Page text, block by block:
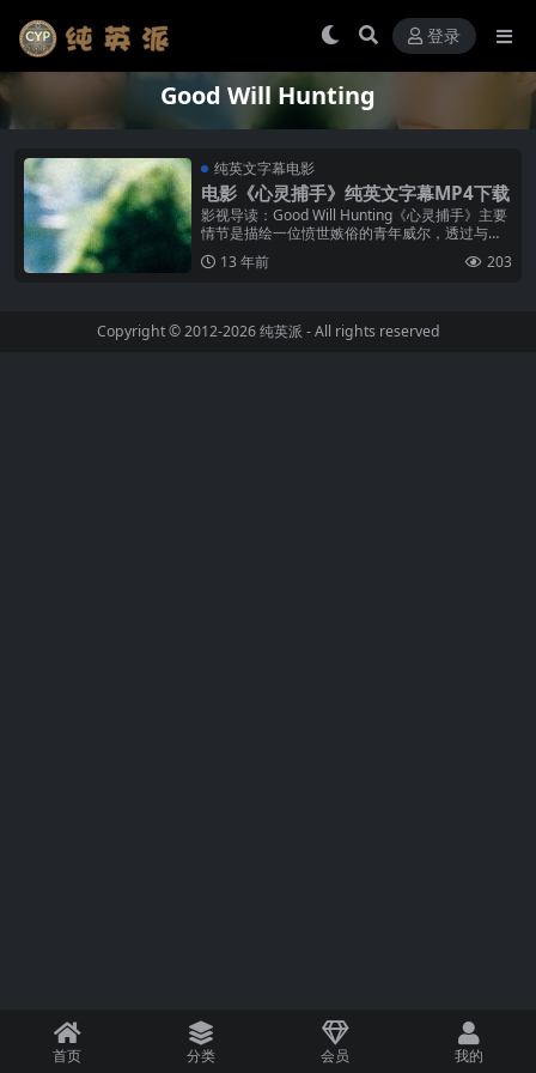
登录
Good Will Hunting
纯英文字幕电影
电影《心灵捕手》纯英文字幕MP4下载
影视导读：Good Will Hunting《心灵捕手》主要
情节是描绘一位愤世嫉俗的青年威尔，透过与心
理医生尚恩的情感互动，逐渐自我揭露对知识求
问、人际互动、爱...
13 年前 203
Copyright © 2012-2026纯英派 - All rights reserved
首页 分类 会员 我的